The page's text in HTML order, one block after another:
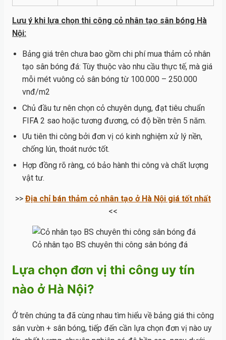
Lưu ý khi lựa chọn thi công cỏ nhân tạo sân bóng Hà
Nội:
Bảng giá trên chưa bao gồm chi phí mua thảm cỏ nhân
tạo sân bóng đá: Tùy thuộc vào nhu cầu thực tế, mà giá
mỗi mét vuông cỏ sân bóng từ 100.000 – 250.000
vnđ/m2
Chủ đầu tư nên chọn cỏ chuyên dụng, đạt tiêu chuẩn
FIFA 2 sao hoặc tương đương, có độ bền trên 5 năm.
Ưu tiên thi công bởi đơn vị có kinh nghiệm xử lý nền,
chống lún, thoát nước tốt.
Hợp đồng rõ ràng, có bảo hành thi công và chất lượng
vật tư.
>> Địa chỉ bán thảm cỏ nhân tạo ở Hà Nội giá tốt nhất
<<
Cỏ nhân tạo BS chuyên thi công sân bóng đá
Lựa chọn đơn vị thi công uy tín
nào ở Hà Nội?
Ở trên chúng ta đã cùng nhau tìm hiểu về bảng giá thi công
sân vườn + sân bóng, tiếp đến cần lựa chọn đơn vị nào uy